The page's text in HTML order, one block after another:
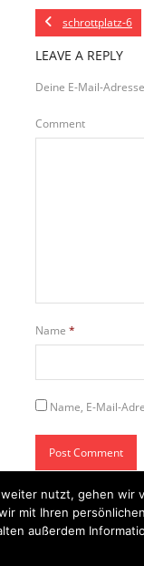
schrottplatz-6
LEAVE A REPLY
Deine E-Mail-
Comment
Name *
Name, E-Mail-
Startseite
nutzt, gehen
mit Ihren
außerdem